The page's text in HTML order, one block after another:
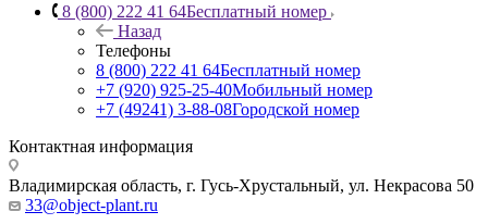
8 (800) 222 41 64Бесплатный номер
Назад
Телефоны
8 (800) 222 41 64Бесплатный номер
+7 (920) 925-25-40Мобильный номер
+7 (49241) 3-88-08Городской номер
Контактная информация
Владимирская область, г. Гусь-Хрустальный, ул. Некрасова 50
33@object-plant.ru